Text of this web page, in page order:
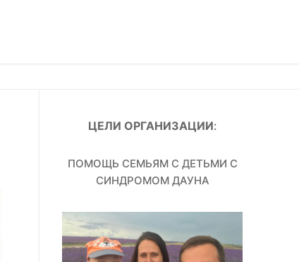
ЦЕЛИ ОРГАНИЗАЦИИ:
ПОМОЩЬ СЕМЬЯМ С ДЕТЬМИ С
СИНДРОМОМ ДАУНА